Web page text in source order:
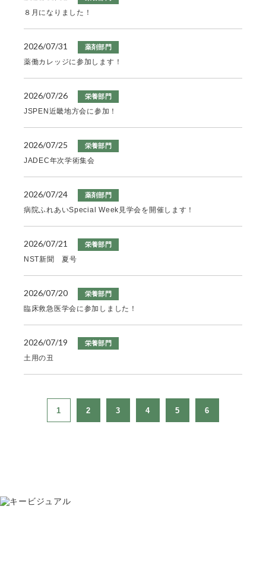
８月になりました！
2026/07/31 薬剤部門
薬働カレッジに参加します！
2026/07/26 栄養部門
JSPEN近畿地方会に参加！
2026/07/25 栄養部門
JADEC年次学術集会
2026/07/24 薬剤部門
病院ふれあいSpecial Week見学会を開催します！
2026/07/21 栄養部門
NST新聞 夏号
2026/07/20 栄養部門
臨床救急医学会に参加しました！
2026/07/19 栄養部門
土用の丑
1 2 3 4 5 6